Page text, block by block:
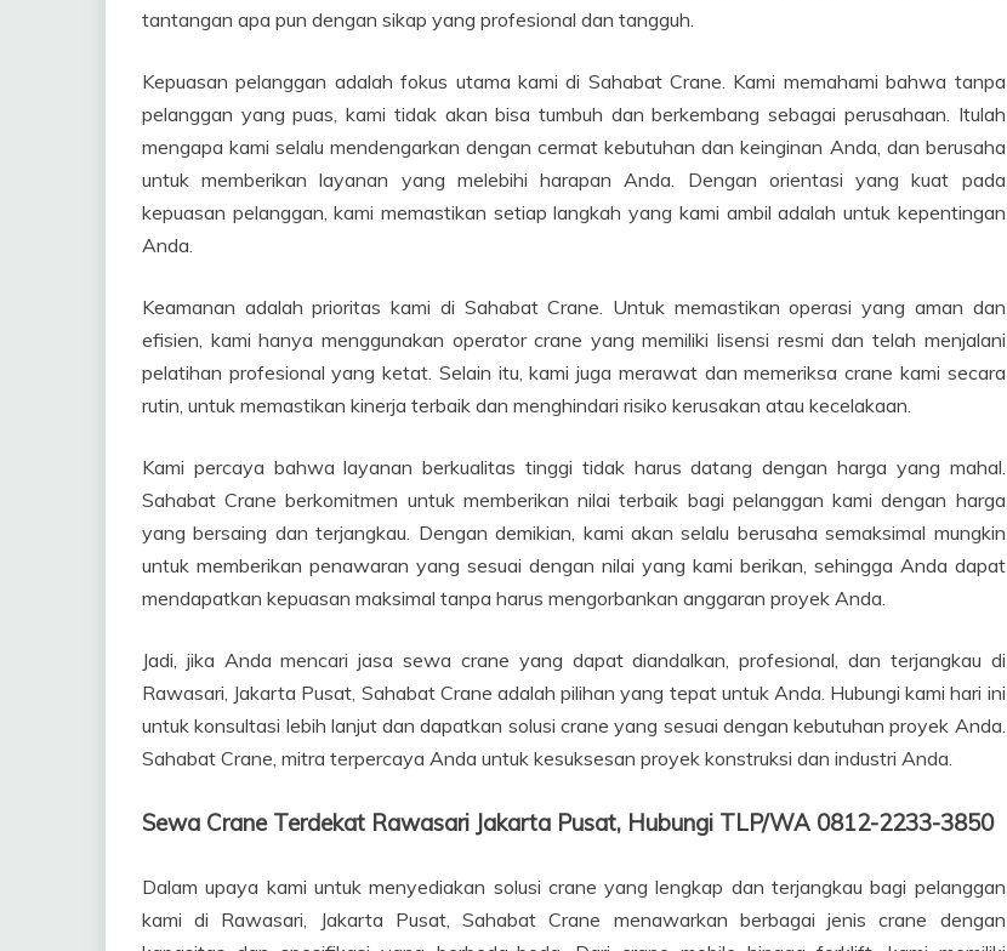
tantangan apa pun dengan sikap yang profesional dan tangguh.
Kepuasan pelanggan adalah fokus utama kami di Sahabat Crane. Kami memahami bahwa tanpa
pelanggan yang puas, kami tidak akan bisa tumbuh dan berkembang sebagai perusahaan. Itulah
mengapa kami selalu mendengarkan dengan cermat kebutuhan dan keinginan Anda, dan berusaha
untuk memberikan layanan yang melebihi harapan Anda. Dengan orientasi yang kuat pada
kepuasan pelanggan, kami memastikan setiap langkah yang kami ambil adalah untuk kepentingan
Anda.
Keamanan adalah prioritas kami di Sahabat Crane. Untuk memastikan operasi yang aman dan
efisien, kami hanya menggunakan operator crane yang memiliki lisensi resmi dan telah menjalani
pelatihan profesional yang ketat. Selain itu, kami juga merawat dan memeriksa crane kami secara
rutin, untuk memastikan kinerja terbaik dan menghindari risiko kerusakan atau kecelakaan.
Kami percaya bahwa layanan berkualitas tinggi tidak harus datang dengan harga yang mahal.
Sahabat Crane berkomitmen untuk memberikan nilai terbaik bagi pelanggan kami dengan harga
yang bersaing dan terjangkau. Dengan demikian, kami akan selalu berusaha semaksimal mungkin
untuk memberikan penawaran yang sesuai dengan nilai yang kami berikan, sehingga Anda dapat
mendapatkan kepuasan maksimal tanpa harus mengorbankan anggaran proyek Anda.
Jadi, jika Anda mencari jasa sewa crane yang dapat diandalkan, profesional, dan terjangkau di
Rawasari, Jakarta Pusat, Sahabat Crane adalah pilihan yang tepat untuk Anda. Hubungi kami hari ini
untuk konsultasi lebih lanjut dan dapatkan solusi crane yang sesuai dengan kebutuhan proyek Anda.
Sahabat Crane, mitra terpercaya Anda untuk kesuksesan proyek konstruksi dan industri Anda.
Sewa Crane Terdekat Rawasari Jakarta Pusat, Hubungi TLP/WA 0812-2233-3850
Dalam upaya kami untuk menyediakan solusi crane yang lengkap dan terjangkau bagi pelanggan
kami di Rawasari, Jakarta Pusat, Sahabat Crane menawarkan berbagai jenis crane dengan